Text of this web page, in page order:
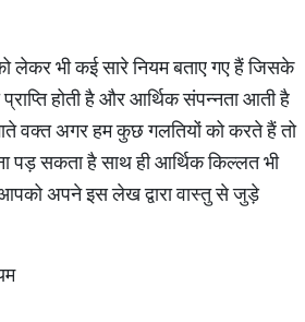
लेकर भी कई सारे नियम बताए गए हैं जिसके
होती है और आर्थिक संपन्नता आती है
वक्त अगर हम कुछ गलतियों को करते हैं तो
पड़ सकता है साथ ही आर्थिक किल्लत भी
आपको अपने इस लेख द्वारा वास्तु से जुड़े